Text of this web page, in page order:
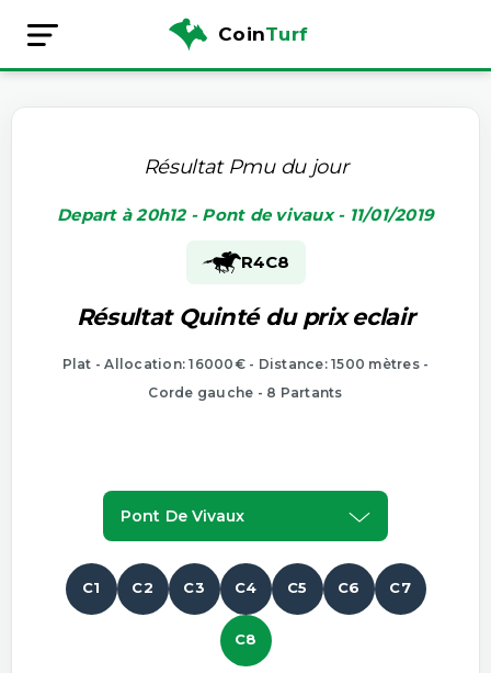
CoinTurf
Résultat Pmu du jour
Depart à 20h12 - Pont de vivaux - 11/01/2019
R4C8
Résultat Quinté du prix eclair
Plat - Allocation: 16000€ - Distance: 1500 mètres -
Corde gauche - 8 Partants
Pont De Vivaux
C1 C2 C3 C4 C5 C6 C7
C8